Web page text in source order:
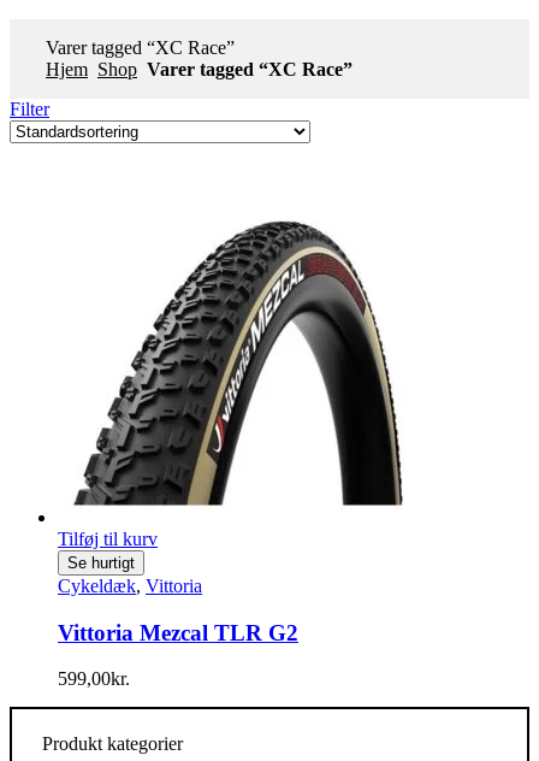
Varer tagged “XC Race”
Hjem Shop Varer tagged “XC Race”
Filter
Tilføj til kurv
Se hurtigt
Cykeldæk, Vittoria
Vittoria Mezcal TLR G2
599,00kr.
Produkt kategorier